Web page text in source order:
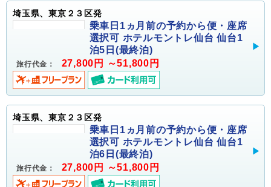
埼玉県、東京２３区発
乗車日1ヵ月前の予約から便・座席
選択可 ホテルモントレ仙台 仙台1
泊5日(最終泊)
旅行代金： 27,800円 ～51,800円
埼玉県、東京２３区発
乗車日1ヵ月前の予約から便・座席
選択可 ホテルモントレ仙台 仙台1
泊6日(最終泊)
旅行代金： 27,800円 ～51,800円